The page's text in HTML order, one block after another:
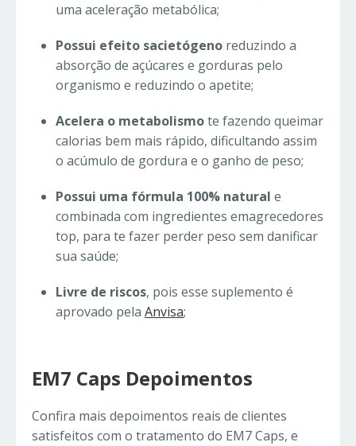
uma aceleração metabólica;
Possui efeito sacietógeno reduzindo a
absorção de açúcares e gorduras pelo
organismo e reduzindo o apetite;
Acelera o metabolismote fazendo queimar
calorias bem mais rápido, dificultando assim
o acúmulo de gordura e o ganho de peso;
Possui uma fórmula 100% natural e
combinada com ingredientes emagrecedores
top, para te fazer perder peso sem danificar
sua saúde;
Livre de riscos, pois esse suplemento é
aprovado pela Anvisa;
EM7 Caps Depoimentos
Confira mais depoimentos reais de clientes
satisfeitos com o tratamento do EM7 Caps, e